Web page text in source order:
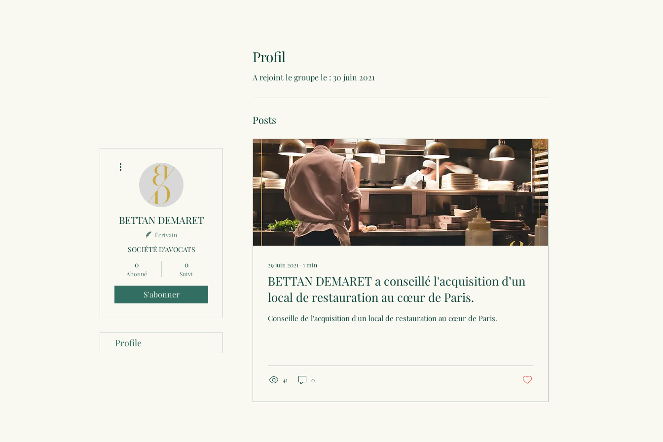
Profil
A rejoint le groupe le : 30 juin 2021
Posts
29 juin 2021 ∙ 1 min
BETTAN DEMARET a conseillé l'acquisition d’un
local de restauration au cœur de Paris.
Conseille de l'acquisition d'un local de restauration au cœur de Paris.
41 0
BETTAN DEMARET
Écrivain
SOCIÉTÉ D'AVOCATS
0
Abonné
0
Suivi
S'abonner
Profile